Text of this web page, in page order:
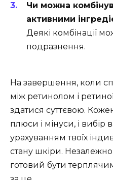
Чи можна
активними
Деякі комбінації
подразнення.
На завершення, коли
між ретинолом і
здатися суттєвою.
плюси і мінуси, і вибір
урахуванням твоїх
стану шкіри.
готовий бути